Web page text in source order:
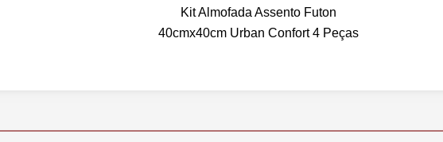
x
a
e
Kit Almofada Assento Futon
40cmx40cm Urban Confort 4 Peças